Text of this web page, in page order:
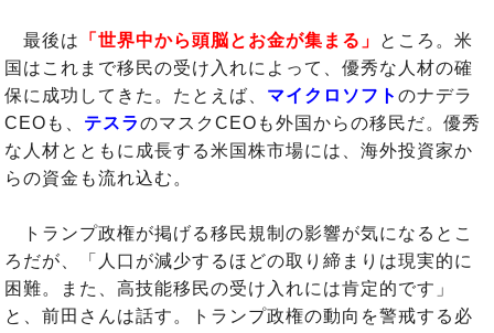
最後は 「世界中から頭脳とお金が集まる」
ところ。米
国はこれまで移民の受け入れによって、優秀な人材の確
保に成功してきた。たとえば、 マイクロソフト のナデラ
CEOも、 テスラのマスクCEOも外国からの移民だ。優秀
な人材とともに成長する米国株市場には、海外投資家か
らの資金も流れ込む。
トランプ政権が掲げる移民規制の影響が気になるとこ
ろだが、「人口が減少するほどの取り締まりは現実的に
困難。また、高技能移民の受け入れには肯定的です」
と、前田さんは話す。トランプ政権の動向を警戒する必